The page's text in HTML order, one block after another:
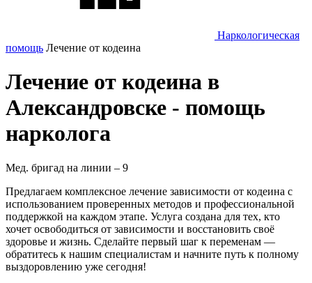
Наркологическая
помощь Лечение от кодеина
Лечение от кодеина в
Александровске - помощь
нарколога
Мед. бригад на линии – 9
Предлагаем комплексное лечение зависимости от кодеина с
использованием проверенных методов и профессиональной
поддержкой на каждом этапе. Услуга создана для тех, кто
хочет освободиться от зависимости и восстановить своё
здоровье и жизнь. Сделайте первый шаг к переменам —
обратитесь к нашим специалистам и начните путь к полному
выздоровлению уже сегодня!